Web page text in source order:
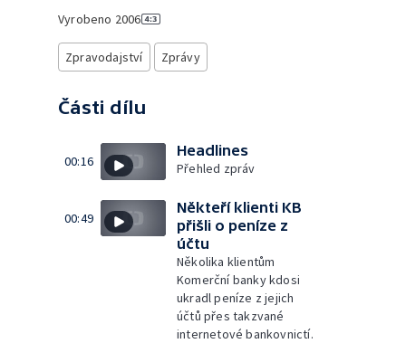
Vyrobeno 2006
Zpravodajství Zprávy
Části dílu
00:16
Headlines
Přehled zpráv
00:49
Někteří klienti KB
přišli o peníze z
účtu
Několika klientům
Komerční banky kdosi
ukradl peníze z jejich
účtů přes takzvané
internetové bankovnictí.